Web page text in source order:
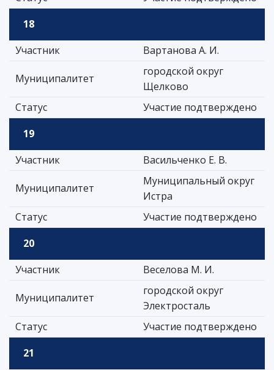
18
Участник
Вартанова А. И.
Муниципалитет
городской округ
Щелково
Статус
Участие подтверждено
19
Участник
Васильченко Е. В.
Муниципалитет
Муниципальный округ
Истра
Статус
Участие подтверждено
20
Участник
Веселова М. И.
Муниципалитет
городской округ
Электросталь
Статус
Участие подтверждено
21